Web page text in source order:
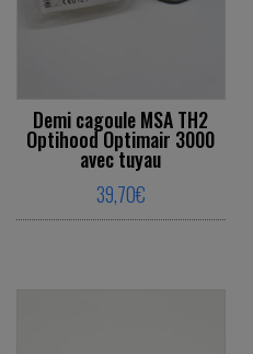
Demi cagoule MSA TH2
Optihood Optimair 3000
avec tuyau
39,70€